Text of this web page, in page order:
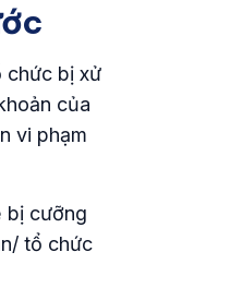
chức bị xử
của
vi phạm
bị cưỡng
tổ chức